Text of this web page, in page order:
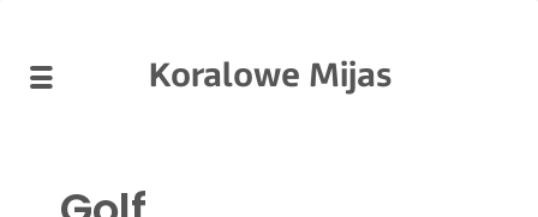
Koralowe Mijas